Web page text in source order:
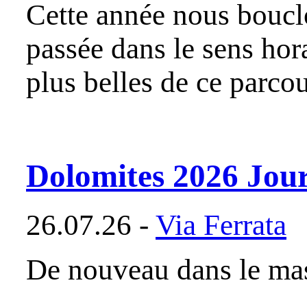
Cette année nous
passée dans le sens
plus belles de ce
Dolomites 2026
26.07.26 - Via Ferrata
De nouveau dans le